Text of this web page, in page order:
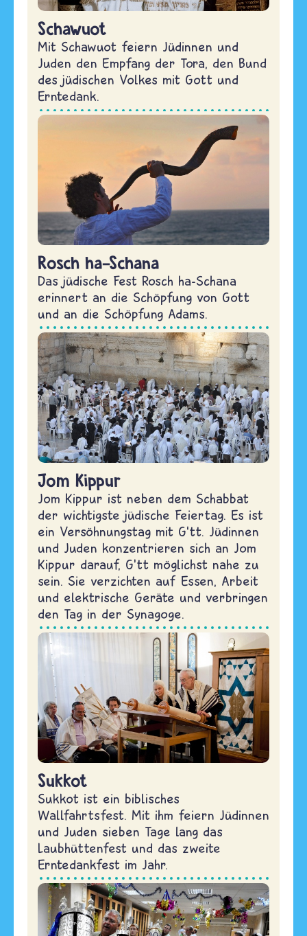
Schawuot
Mit Schawuot feiern Jüdinnen und
Juden den Empfang der Tora, den Bund
des jüdischen Volkes mit Gott und
Erntedank.
Rosch ha-Schana
Das jüdische Fest Rosch ha-Schana
erinnert an die Schöpfung von Gott
und an die Schöpfung Adams.
Jom Kippur
Jom Kippur ist neben dem Schabbat
der wichtigste jüdische Feiertag. Es ist
ein Versöhnungstag mit G‘tt. Jüdinnen
und Juden konzentrieren sich an Jom
Kippur darauf, G’tt möglichst nahe zu
sein. Sie verzichten auf Essen, Arbeit
und elektrische Geräte und verbringen
den Tag in der Synagoge.
Sukkot
Sukkot ist ein biblisches
Wallfahrtsfest. Mit ihm feiern Jüdinnen
und Juden sieben Tage lang das
Laubhüttenfest und das zweite
Erntedankfest im Jahr.